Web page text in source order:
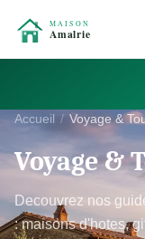
Accueil Voyage &
Voyage &
Decouvrez nos
: maisons d'hotes,